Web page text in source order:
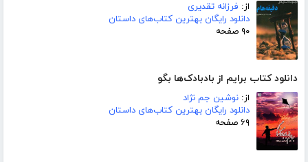
از: فرزانه تقدیری
دانلود رایگان بهترین کتاب‌های داستان
۹۰ صفحه
دانلود کتاب برایم از بادبادک‌ها بگو
از: نوشین جم نژاد
دانلود رایگان بهترین کتاب‌های داستان
۶۹ صفحه